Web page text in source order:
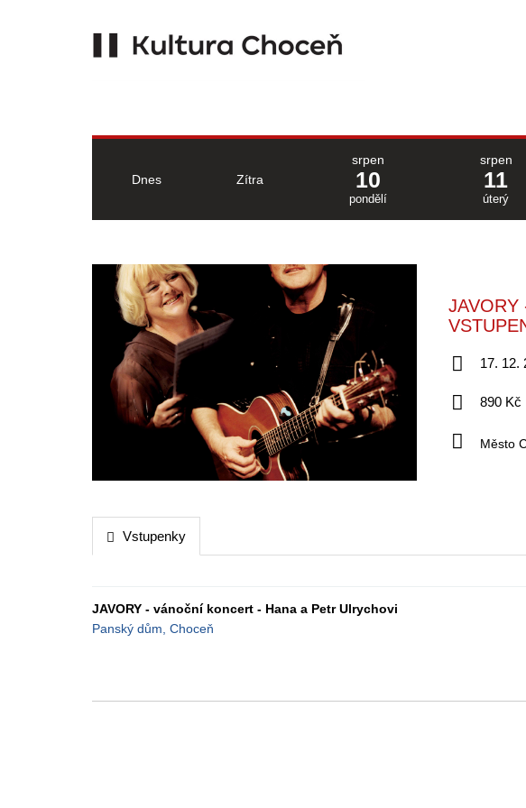
Dnes Zítra
srpen
10
pondělí
srpen
11
úterý
JAVORY
17. 12.
890 Kč
Město
Vstupenky
JAVORY - vánoční koncert - Hana a Petr Ulrychovi
Panský dům, Choceň